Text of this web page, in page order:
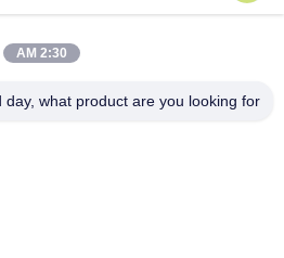
396
F11-39 الأجزاء الهيدروليكية
F12-060 الأجزاء الهيدروليكية
400
F12-110-MF-1H الأجزاء الهيدروليكية
2:30 AM
day, what product are you looking for?